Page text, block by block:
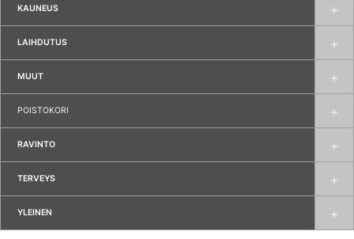
KAUNEUS
LAIHDUTUS
MUUT
POISTOKORI
RAVINTO
TERVEYS
YLEINEN